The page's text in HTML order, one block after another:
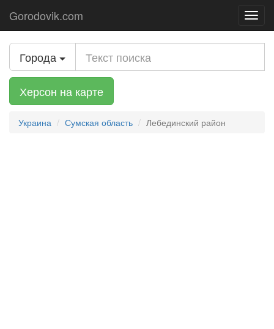
Gorodovik.com
Города
Херсон на карте
Украина Сумская область Лебединский район